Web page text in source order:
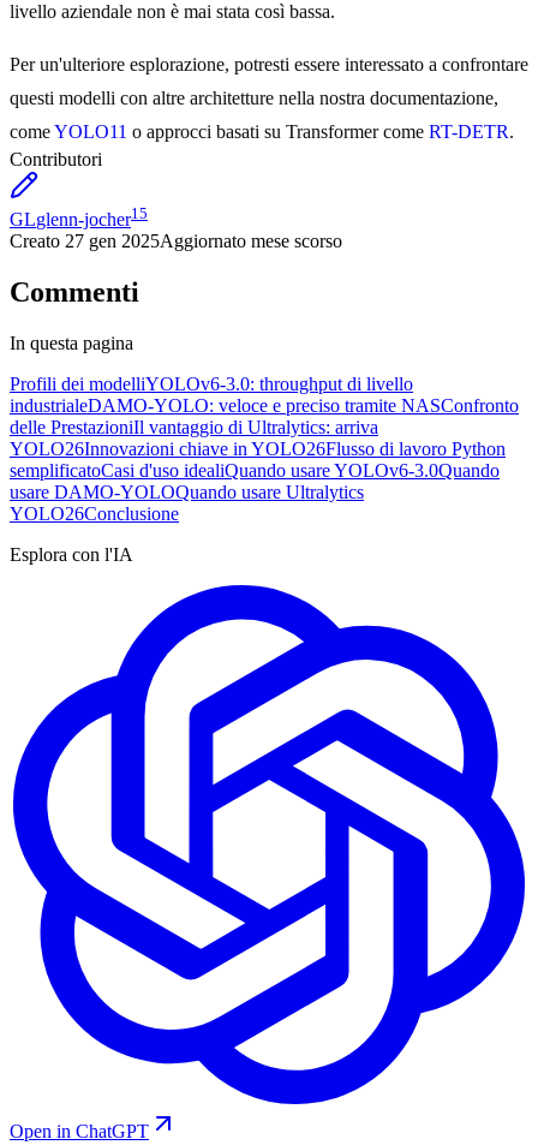
livello aziendale non è mai stata così bassa.
Per un'ulteriore esplorazione, potresti essere interessato a confrontare
questi modelli con altre architetture nella nostra documentazione,
comeYOLO11 o approcci basati su Transformer come RT-DETR.
Contributori
GLglenn-jocher15
Creato 27 gen 2025Aggiornato mese scorso
Commenti
In questa pagina
Profili dei modelliYOLOv6-3.0: throughput di livello
industrialeDAMO-YOLO: veloce e preciso tramite NASConfronto
delle PrestazioniIl vantaggio di Ultralytics: arriva
YOLO26Innovazioni chiave in YOLO26Flusso di lavoro Python
semplificatoCasi d'uso idealiQuando usare YOLOv6-3.0Quando
usare DAMO-YOLOQuando usare Ultralytics
YOLO26Conclusione
Esplora con l'IA
Open in ChatGPT